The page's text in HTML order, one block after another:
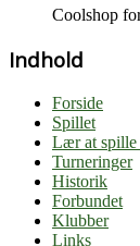
Coolshop
Indhold
Forside
Spillet
Lær at spille
Turneringer
Historik
Forbundet
Klubber
Links